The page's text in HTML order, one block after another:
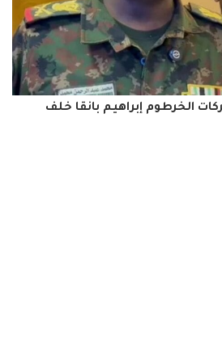
الخرطوم إبراهيم بانقا خلف